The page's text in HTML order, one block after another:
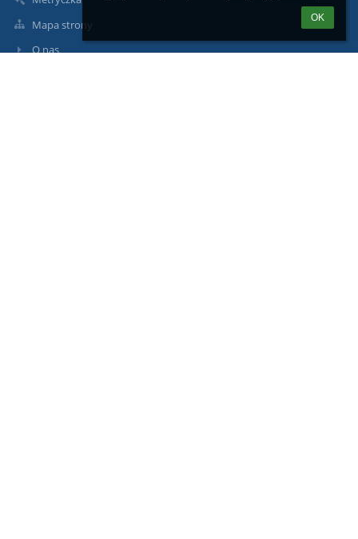
OK
Mapa strony
O nas